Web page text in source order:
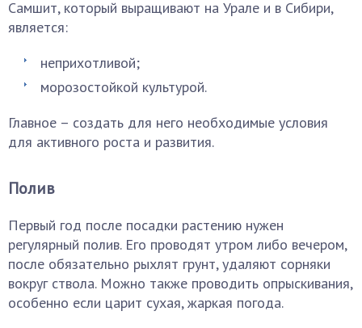
Самшит, который выращивают на Урале и в Сибири,
является:
неприхотливой;
морозостойкой культурой.
Главное – создать для него необходимые условия
для активного роста и развития.
Полив
Первый год после посадки растению нужен
регулярный полив. Его проводят утром либо вечером,
после обязательно рыхлят грунт, удаляют сорняки
вокруг ствола. Можно также проводить опрыскивания,
особенно если царит сухая, жаркая погода.